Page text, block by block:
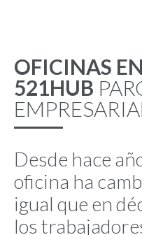
OFICINAS
521HUB
Desde hace
oficina ha
igual que en
los